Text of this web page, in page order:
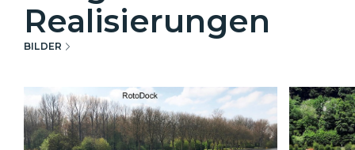
Realisierungen
BILDER